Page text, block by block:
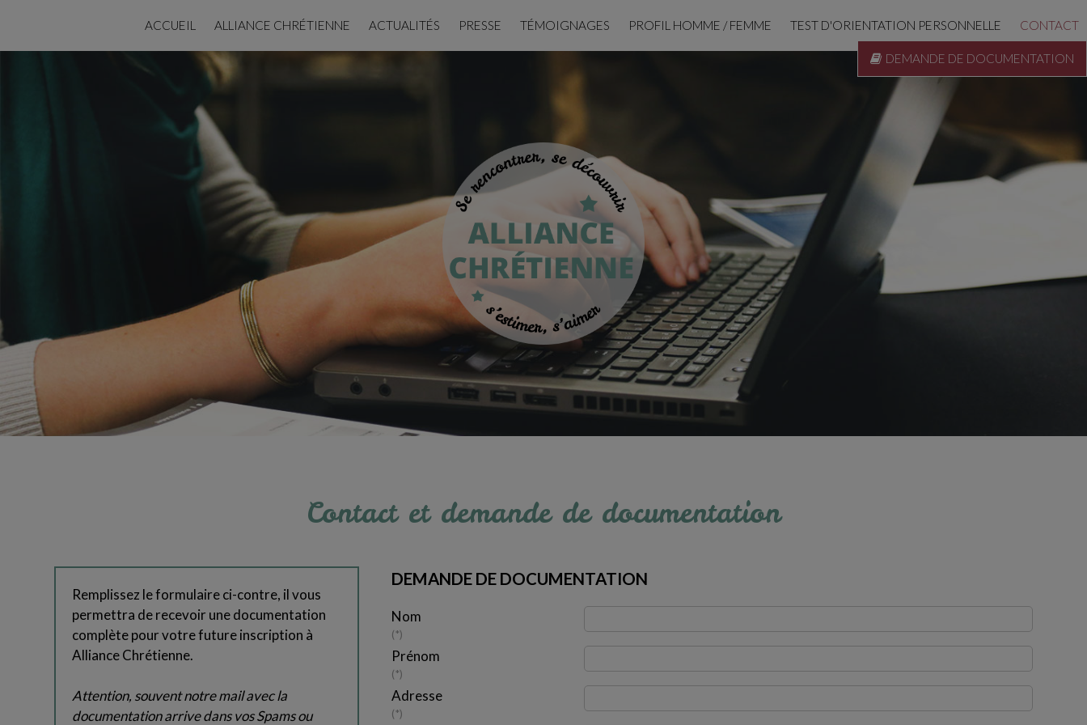
ACCUEIL ALLIANCE CHRÉTIENNE ACTUALITÉS PRESSE TÉMOIGNAGES PROFIL HOMME / FEMME TEST D'ORIENTATION PERSONNELLE CONTACT
DEMANDE DE DOCUMENTATION
Contact et demande de documentation
Remplissez le formulaire ci-contre, il vous
permettra de recevoir une documentation
complète pour votre future inscription à
Alliance Chrétienne.
Attention, souvent notre mail avec la
documentation arrive dans vos Spams ou
DEMANDE DE DOCUMENTATION
Nom
*
Prénom
*
Adresse
*